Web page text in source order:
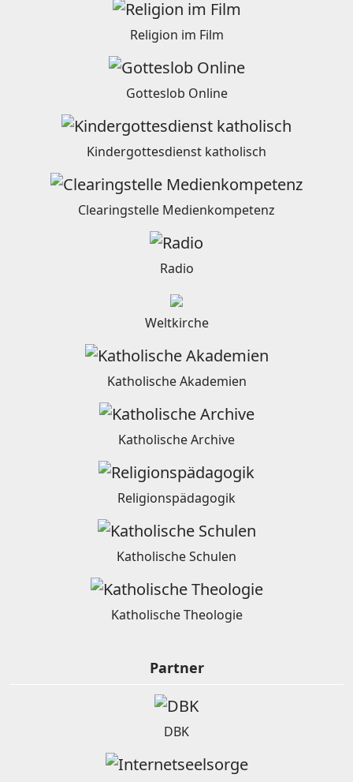
Religion im Film
Gotteslob Online
Kindergottesdienst katholisch
Clearingstelle Medienkompetenz
Radio
Weltkirche
Katholische Akademien
Katholische Archive
Religionspädagogik
Katholische Schulen
Katholische Theologie
Partner
DBK